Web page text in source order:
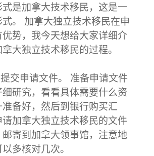
是加拿大技术移民，这是一
。 加拿大独立技术移民在申
势，我今天想给大家详细介
大独立技术移民的过程。
申请文件。 准备申请文件
研究，看看具体需要什么资
备好，然后到银行购买汇
加拿大独立技术移民的文件
寄到加拿大领事馆，注意地
多核对几次。